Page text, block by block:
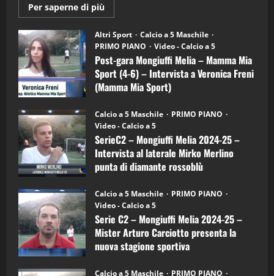
Per saperne di più
informazioni
Post-
gara
Mongiuffi
Melia
–
Mamma
Mia
Sport
6)
–
Intervista
a
mister
Arturo
Carciotto
(Mongiuffi
Altri Sport
Calcio a 5 Maschile
PRIMO PIANO
Video - Calcio a 5
Post-gara Mongiuffi Melia – Mamma Mia
Sport (4-6) – Intervista a Veronica Freni
(Mamma Mia Sport)
Calcio a 5 Maschile
PRIMO PIANO
Video - Calcio a 5
SerieC2 – Mongiuffi Melia 2024-25 –
Intervista al laterale Mirko Merlino
punta di diamante rossoblù
Calcio a 5 Maschile
PRIMO PIANO
Video - Calcio a 5
Serie C2 – Mongiuffi Melia 2024-25 –
Mister Arturo Carciotto presenta la
nuova stagione sportiva
Calcio a 5 Maschile
PRIMO PIANO
4
"SportEmpire" in Podcast
“SportEmpire” in Podcast: 27^ Puntata
(Martedi 14 Aprile 2026)
15/04/2026
5
“SportEmpire” in Podcast: 26^ Puntata
(Martedi 07 Aprile 2026)
08/04/2026
1
“SportEmpire” in Podcast: 30^ Puntata
(Martedi 05 Maggio 2026)
08/05/2026
“SportEmpire” in Podcast: 29^ Puntata